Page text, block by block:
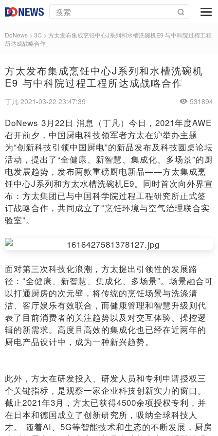
DoNews > 3C > 方太发布集成烹饪中心J系列和水槽洗碗机E9 与中科院过程工程
所达成战略合作
方太发布集成烹饪中心J系列和水槽洗碗机
E9 与中科院过程工程所达成战略合作
丁凡 2021-03-22 23:47:39 531894
DoNews 3月22日 消息（丁凡）今日，2021年度AWE
召开前夕，中国厨电科技领军者方太在沪举办主题
为“创新科技引领中国厨电”的新品发布及科技圆桌论坛
活动，提出了“全健康、新智慧、集成化、多场景”的厨
电发展趋势，发布两款重磅厨电新品——方太集成烹
饪中心J系列和方太水槽洗碗机E9。同时首次向外界宣
布：方太集团已与中国科学院过程工程研究所正式签
订战略合作，共同成立了“烹饪环境与空气治理联合实
验室”。
面对第三次科技化浪潮，方太提出引领性的发展路
径：“全健康、新智慧、集成化、多场景”。场景融合可
以打通厨房的次元壁，将传统的烹饪场景与洗涤清
洁、客厅娱乐有效联合，而健康管理和智慧升级则代
表了目前消费者的关注趋势以及对交互体验、操控逻
辑的新需求。高度且高效的集成化也已经在近两年的
厨电产品设计中，成为一种新兴趋势。
此外，方太在研发投入、研发人员和专利申请授权三
个关键指标，是观察一家企业科技创新实力的窗口。
截止2021年3月，方太已获得4500余项授权专利，并
在日本和德国成立了创新研究所，吸纳全球科技人
才。 随着AI、5G等智能技术和生态的不断发展，厨房